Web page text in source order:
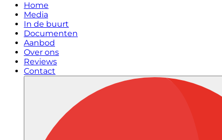
Home
Media
In de buurt
Documenten
Aanbod
Over ons
Reviews
Contact